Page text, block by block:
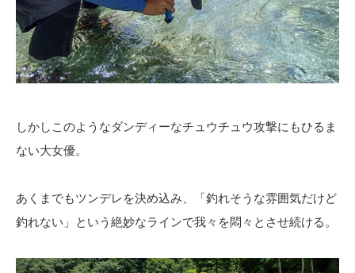
しかしこのようなダンディーなチュウチュウ攻撃にもひるま
ない大女優。
あくまでもツンデレを決め込み、「釣れそうな雰囲気だけど
釣れない」という絶妙なラインで我々を悶々とさせ続ける。